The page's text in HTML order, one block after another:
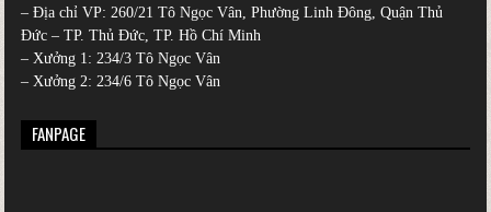
– Địa chỉ VP: 260/21 Tô Ngọc Vân, Phường Linh Đông, Quận Thủ
Đức – TP. Thủ Đức, TP. Hồ Chí Minh
– Xưởng 1: 234/3 Tô Ngọc Vân
– Xưởng 2: 234/6 Tô Ngọc Vân
FANPAGE